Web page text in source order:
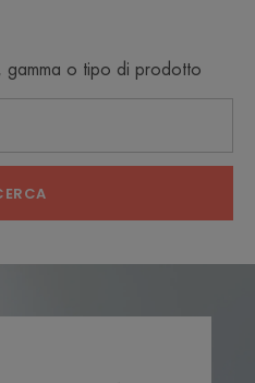
gamma o tipo di prodotto